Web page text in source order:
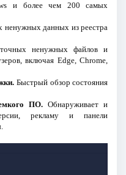
и более чем 200 самых
ненужных данных из реестра
ненужных файлов и
включая Edge, Chrome,
Быстрый обзор состояния
ПО. Обнаруживает и
рекламу и панели